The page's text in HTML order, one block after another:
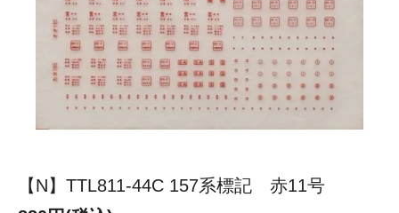
【N】TTL811-44C 157系標記 赤11号